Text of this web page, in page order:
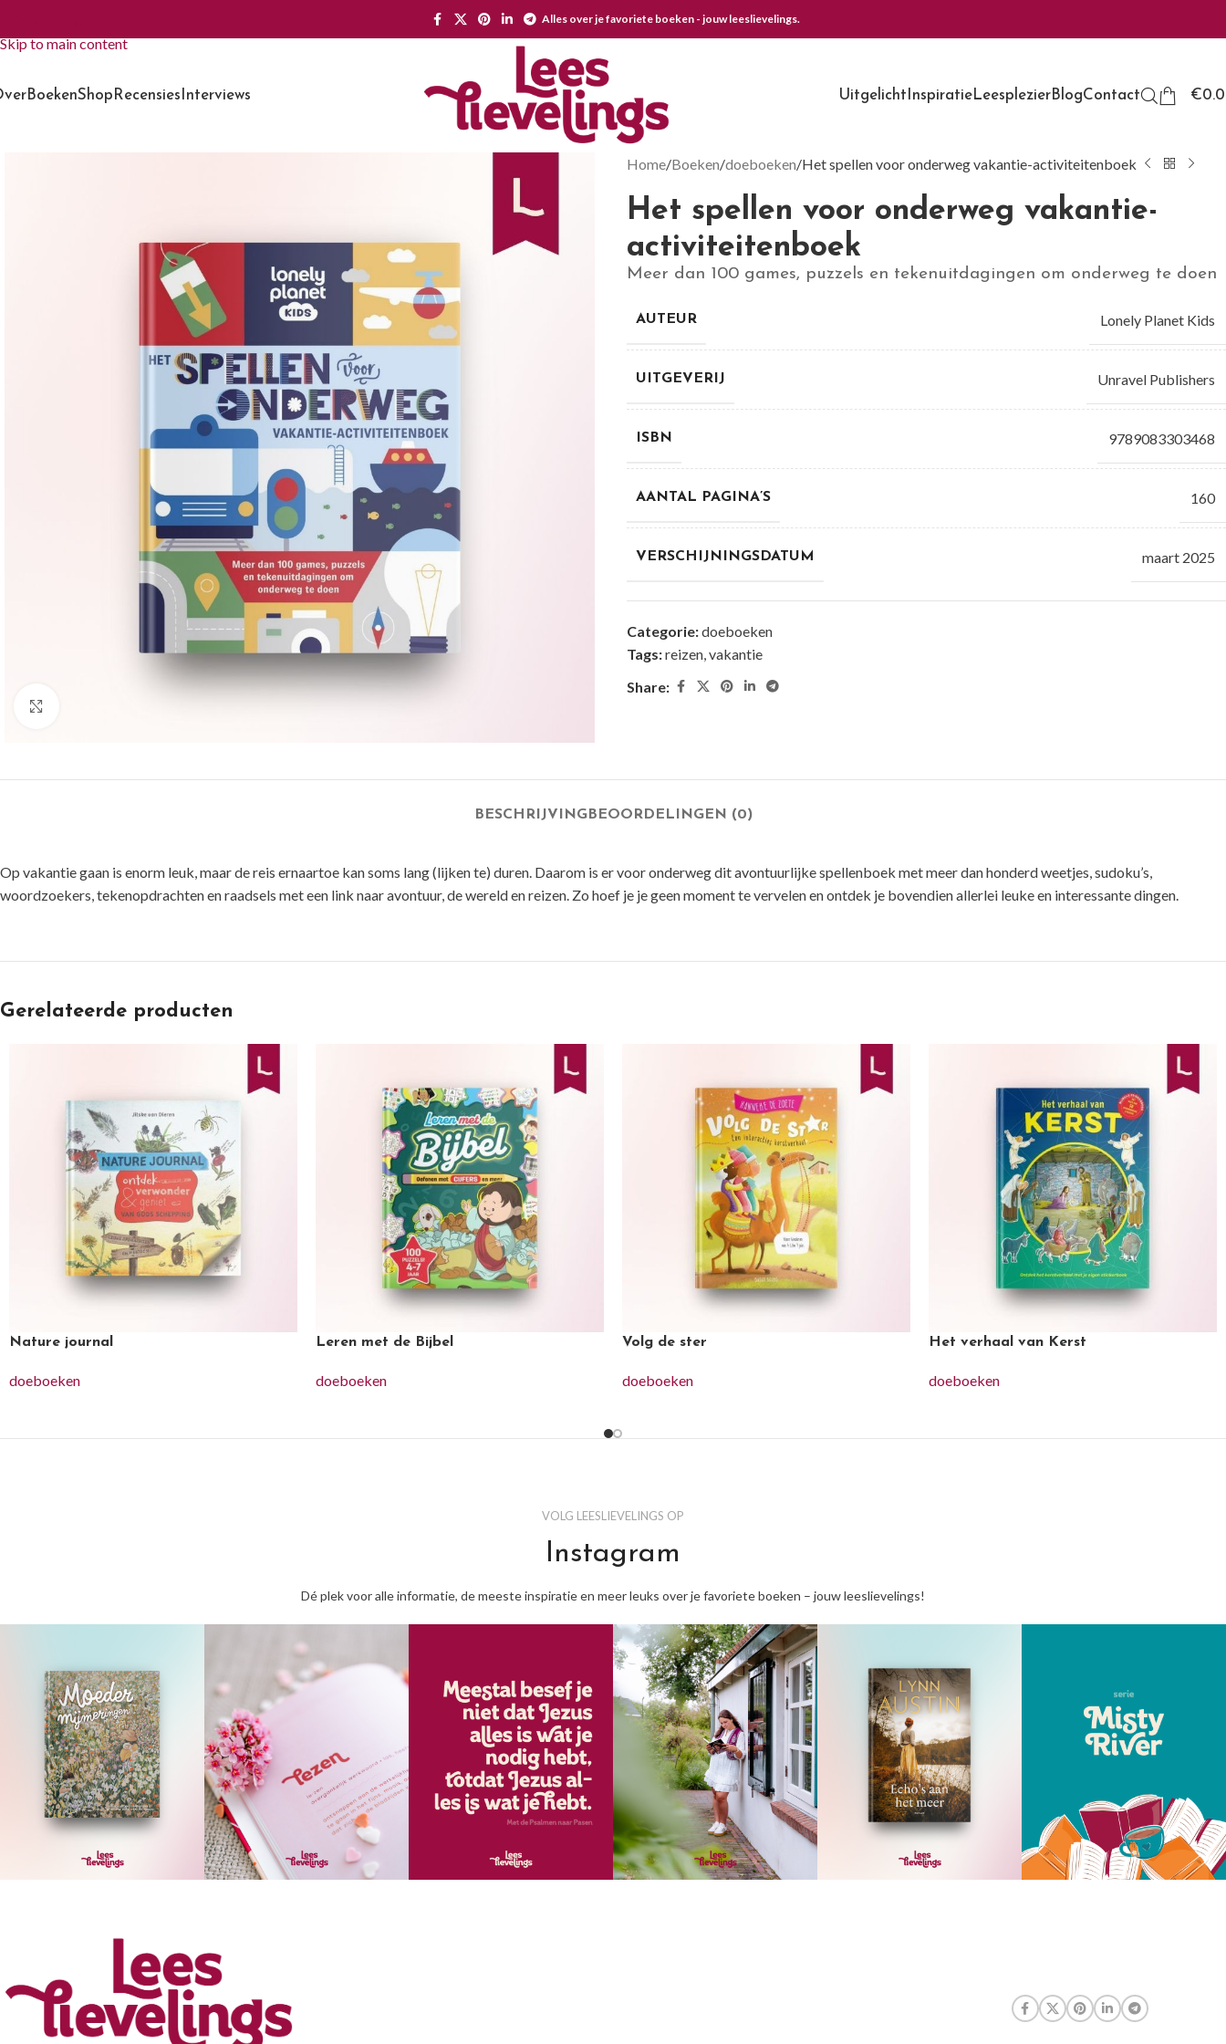
Skip to main content
Alles over je favoriete boeken - jouw leeslievelings.
BoekenShop Recensies Interviews Uitgelicht InspiratieLeesplezierBlogContact €
Home Boeken doeboeken Het spellen voor onderweg vakantie-activiteitenboek
Het spellen voor onderweg vakantie-
activiteitenboek
Meer dan 100 games, puzzels en tekenuitdagingen om onderweg te doen
AUTEUR Lonely Planet Kids
UITGEVERIJ Unravel Publishers
ISBN 9789083303468
AANTAL PAGINA’S 160
VERSCHIJNINGSDATUM maart 2025
Categorie:doeboeken
Tags:reizen,vakantie
Share:
BESCHRIJVINGBEOORDELINGEN (0)
Op vakantie gaan is enorm leuk, maar de reis ernaartoe kan soms lang (lijken te) duren. Daarom is er voor onderweg dit avontuurlijke spellenboek met meer dan honderd weetjes, sudoku’s,
woordzoekers, tekenopdrachten en raadsels met een link naar avontuur, de wereld en reizen. Zo hoef je je geen moment te vervelen en ontdek je bovendien allerlei leuke en interessante dingen.
Gerelateerde producten
Nature journal
doeboeken
Leren met de Bijbel
doeboeken
Volg de ster
doeboeken
Het verhaal van Kerst
doeboeken
VOLG LEESLIEVELINGS OP
Instagram
Dé plek voor alle informatie, de meeste inspiratie en meer leuks over je favoriete boeken – jouw leeslievelings!